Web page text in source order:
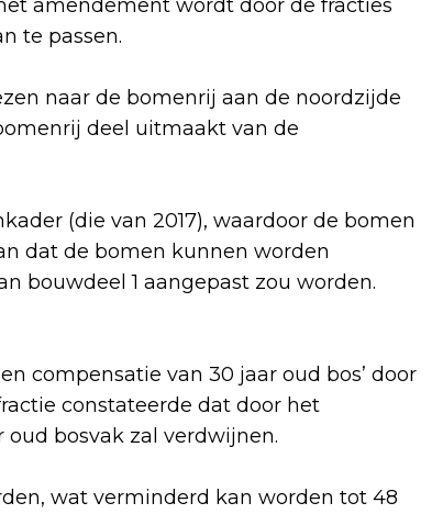
amendement wordt door de fracties
te passen.
naar de bomenrij aan de noordzijde
deel uitmaakt van de
(die van 2017), waardoor de bomen
dat de bomen kunnen worden
bouwdeel 1 aangepast zou worden.
compensatie van 30 jaar oud bos’ door
constateerde dat door het
oud bosvak zal verdwijnen.
wat verminderd kan worden tot 48